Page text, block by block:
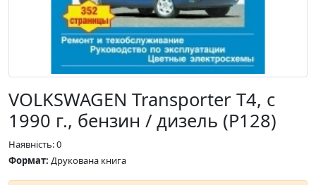
VOLKSWAGEN Transporter T4, с
1990 г., бензин / дизель (P128)
Наявність: 0
Формат: Друкована книга